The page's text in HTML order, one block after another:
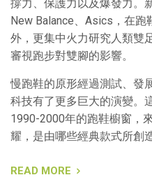
撐力、保護力以及爆發力。
New Balance、Asics，在
外，更集中火力研究人類雙
審視跑步對雙腳的影響。
慢跑鞋的原形經過測試、發
科技有了更多巨大的演變。
1990-2000年的跑鞋櫥窗，
耀，是由哪些經典款式所創
READ MORE